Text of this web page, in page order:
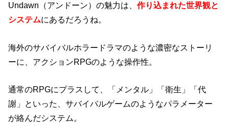
Undawn（アンドーン）の魅力は、作り込まれた世界観と
システムにあるだろうね。
海外のサバイバルホラードラマのような濃密なストーリ
ーに、アクションRPGのような操作性。
通常のRPGにプラスして、「メンタル」「衛生」「代
謝」といった、サバイバルゲームのようなパラメーター
が絡んだシステム。